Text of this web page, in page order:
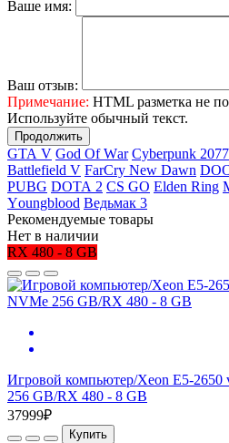
Ваше имя:
Ваш отзыв:
Примечание: HTML разметка не
Используйте обычный текст.
Продолжить
GТА V Gоd Оf Wаr Cyberpunk 2077
Ваttlеfiеld V FаrСry Nеw Dаwn
РUВG DОТА 2 СS GО Elden Ring
Yоungblооd Ведьмак 3
Рекомендуемые товары
Нет в наличии
RX 480 - 8 GB
Игровой компьютер/Xeon E5-
256 GB/RX 480 - 8 GB
37999₽
Купить